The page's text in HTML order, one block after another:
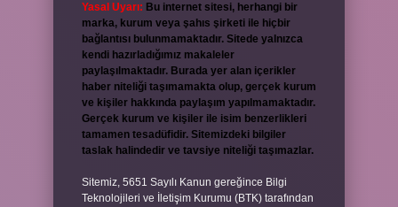
Yasal Uyarı: Bu internet sitesi, herhangi bir
marka, kurum veya şahıs şirketi ile hiçbir
bağlantısı bulunmamaktadır. Sitede yalnızca
kendi hazırladığımız makaleler
paylaşılmaktadır. Burada yer alan içerikler
haber niteliği taşımamakta olup, gerçek kurum
ve kişiler hakkında paylaşım yapılmamaktadır.
Gerçek kurum ve kişiler ile isim benzerlikleri
tamamen tesadüfidir. Sitemizdeki bilgiler
taslak halindedir ve tavsiye niteliği taşımazlar.
Sitemiz, 5651 Sayılı Kanun gereğince Bilgi
Teknolojileri ve İletişim Kurumu (BTK) tarafından